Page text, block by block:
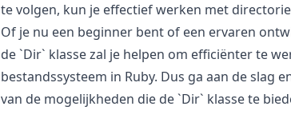
te volgen, kun je effectief werken met
Of je nu een beginner bent of een ervaren
de `Dir` klasse zal je helpen om efficiënter te
bestandssysteem in Ruby. Dus ga aan de slag
van de mogelijkheden die de `Dir` klasse te